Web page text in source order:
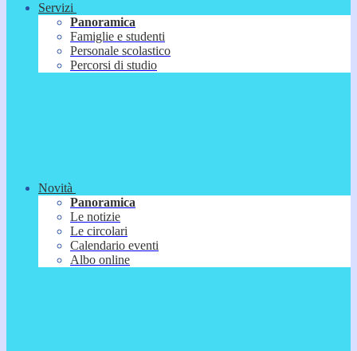
Servizi
Panoramica
Famiglie e studenti
Personale scolastico
Percorsi di studio
Novità
Panoramica
Le notizie
Le circolari
Calendario eventi
Albo online